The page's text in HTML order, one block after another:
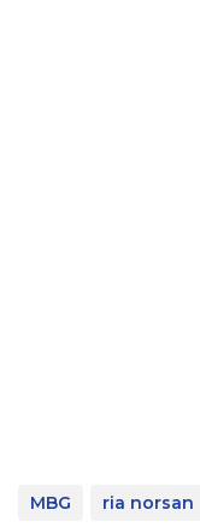
MBG ria norsan